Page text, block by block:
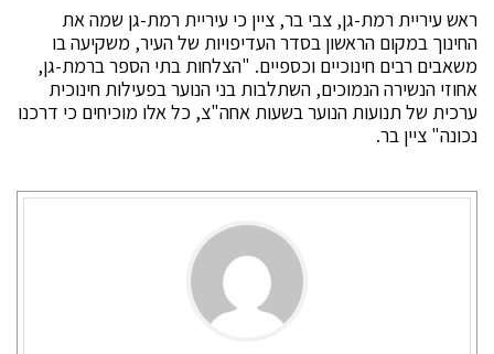
ראש עיריית רמת-גן, צבי בר, ציין כי עיריית רמת-גן שמה את
החינוך במקום הראשון בסדר העדיפויות של העיר, משקיעה בו
משאבים רבים חינוכיים וכספיים. "הצלחות בתי הספר ברמת-גן,
אחוזי הנשירה הנמוכים, השתלבות בני הנוער בפעילות חינוכית
ערכית של תנועות הנוער בשעות אחה"צ, כל אלו מוכיחים כי דרכנו
נכונה" ציין בר.